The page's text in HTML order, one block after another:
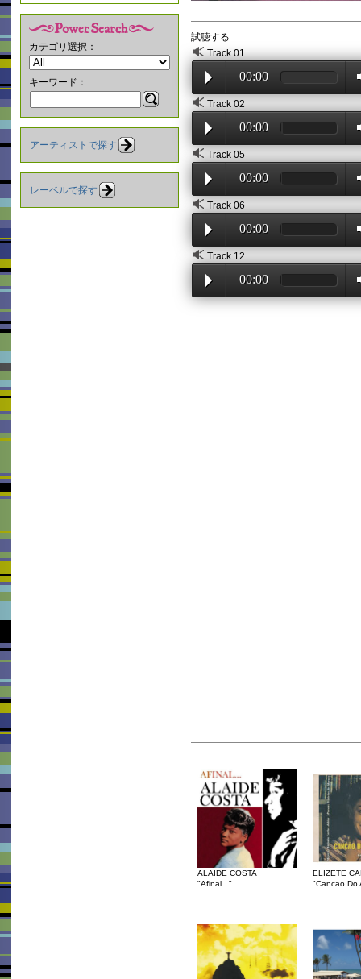
カテゴリ選択：
キーワード：
アーティストで探す
レーベルで探す
試聴する
Track 01
00:00
Track 02
00:00
Track 05
00:00
Track 06
00:00
Track 12
00:00
ALAIDE COSTA
"Afinal..."
ELIZETE
"Cancao Do